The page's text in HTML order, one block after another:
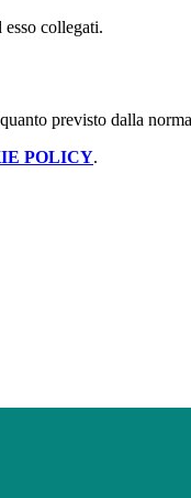
collegati.
previsto dalla
POLICY.